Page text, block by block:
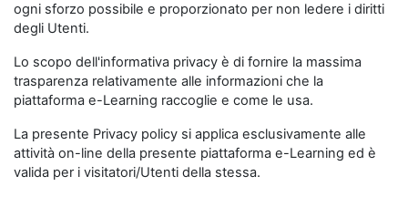
ogni sforzo possibile e proporzionato per non ledere i diritti
degli Utenti.
Lo scopo dell'informativa privacy è di fornire la massima
trasparenza relativamente alle informazioni che la
piattaforma e-Learning raccoglie e come le usa.
La presente Privacy policy si applica esclusivamente alle
attività on-line della presente piattaforma e-Learning ed è
valida per i visitatori/Utenti della stessa.